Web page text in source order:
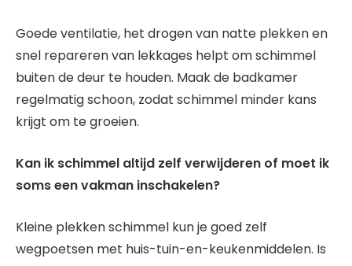
Goede ventilatie, het drogen van natte plekken en
snel repareren van lekkages helpt om schimmel
buiten de deur te houden. Maak de badkamer
regelmatig schoon, zodat schimmel minder kans
krijgt om te groeien.
Kan ik schimmel altijd zelf verwijderen of moet ik
soms een vakman inschakelen?
Kleine plekken schimmel kun je goed zelf
wegpoetsen met huis-tuin-en-keukenmiddelen. Is